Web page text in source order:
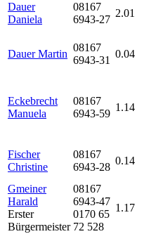
Dauer
Daniela
08167
6943-27
2.01
Dauer Martin
08167
6943-31
0.04
Eckebrecht
Manuela
08167
6943-59
1.14
Fischer
Christine
08167
6943-28
0.14
Gmeiner
Harald
Erster
Bürgermeister
08167
6943-47
0170 65
72 528
1.17